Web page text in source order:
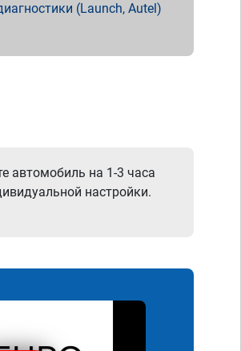
(Launch, Autel)
автомобиль на 1-3 часа
настройки.